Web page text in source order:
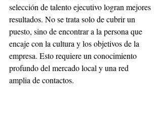
selección de talento ejecutivo logran mejores
resultados. No se trata solo de cubrir un
puesto, sino de encontrar a la persona que
encaje con la cultura y los objetivos de la
empresa. Esto requiere un conocimiento
profundo del mercado local y una red
amplia de contactos.